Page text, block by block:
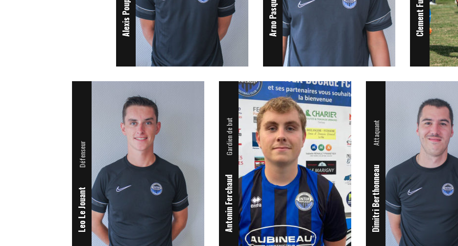
Alexis Poupelin Arno Pasquier Clement Fuzeau
Leo Le Jouant
Défenseur
Antonin Ferchaud
Gardien de but
Dimitri Berthonneau
Attaquant